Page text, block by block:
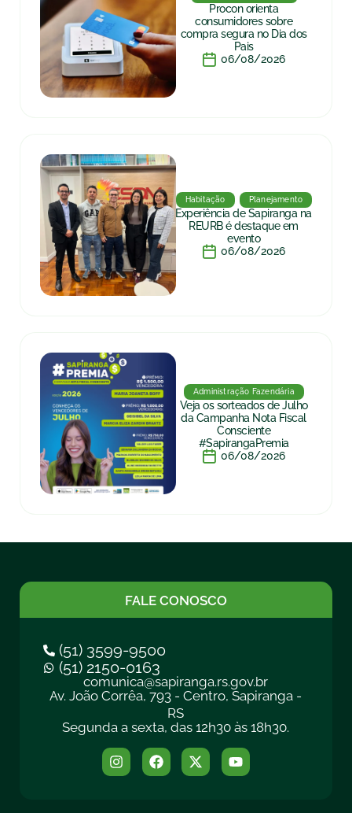
Procon orienta
consumidores sobre
compra segura no Dia dos
Pais
06/08/2026
Habitação Planejamento
Experiência de Sapiranga na
REURB é destaque em
evento
06/08/2026
Administração Fazendária
Veja os sorteados de Julho
da Campanha Nota Fiscal
Consciente
#SapirangaPremia
06/08/2026
FALE CONOSCO
(51) 3599-9500
(51) 2150-0163
comunica@sapiranga.rs.gov.br
Av. João Corrêa, 793 - Centro, Sapiranga -
RS
Segunda a sexta, das 12h30 às 18h30.